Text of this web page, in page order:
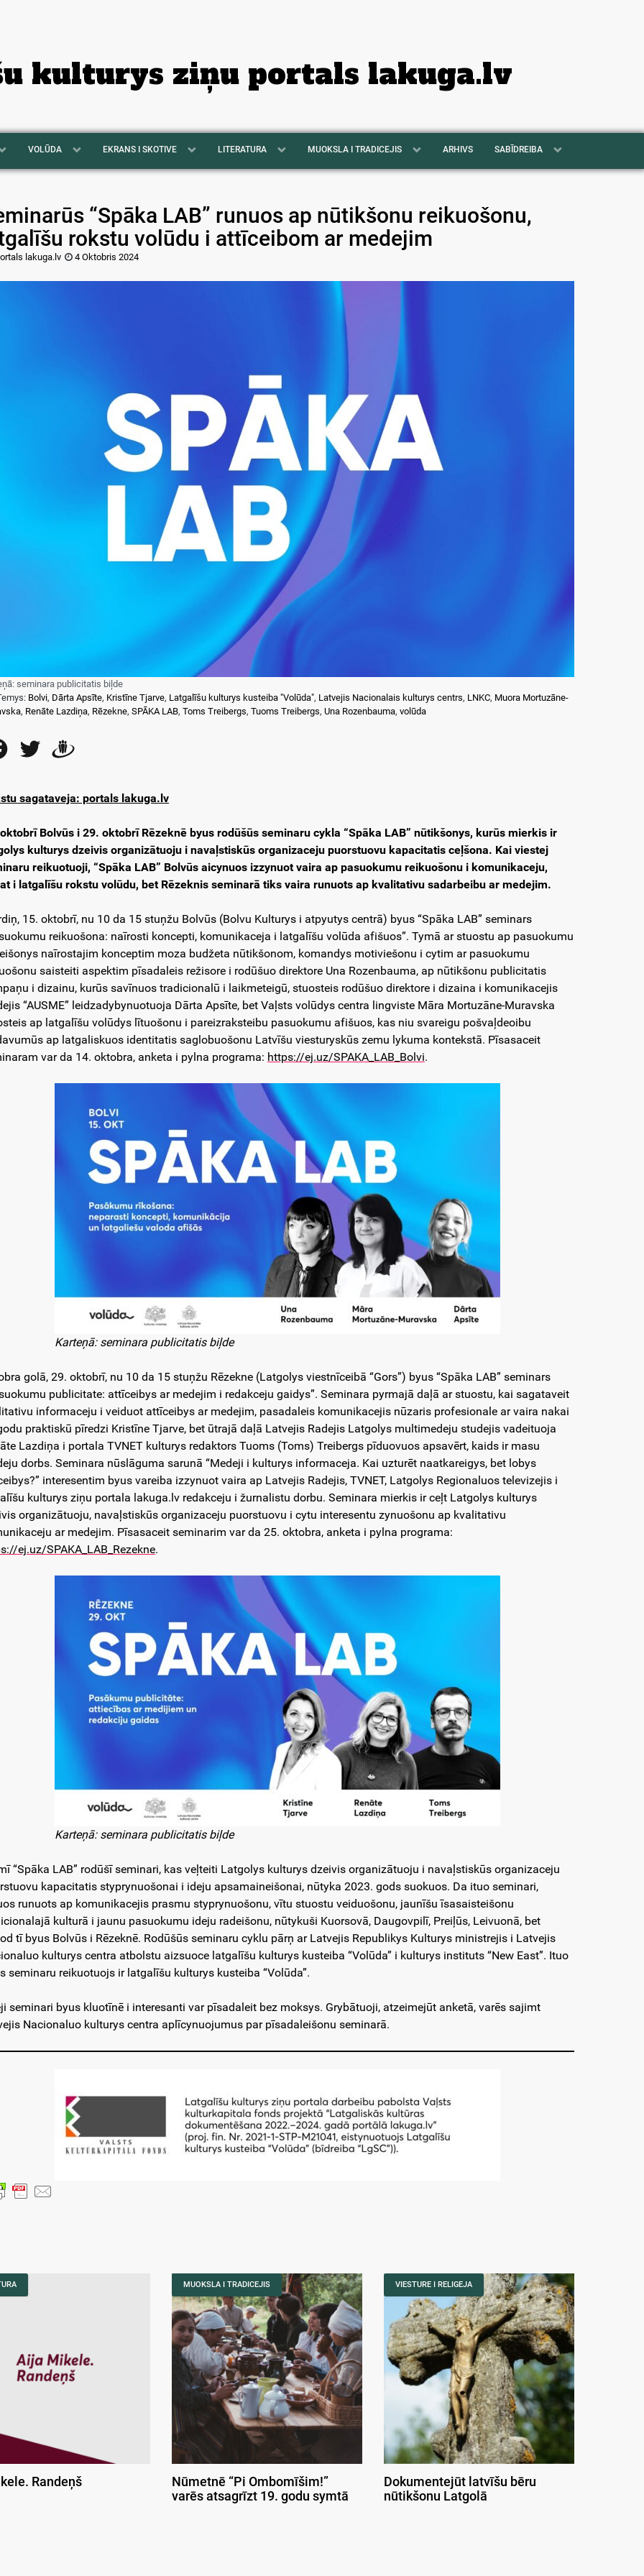
kulturys ziņu portals lakuga.lv
VOLŪDA EKRANS I SKOTIVE LITERATURA MUOKSLA I TRADICEJIS ARHIVS SABĪDREIBA
“Spāka LAB” runuos ap nūtikšonu reikuošonu,
rokstu volūdu i attīceibom ar medejim
lakuga.lv 4 Oktobris 2024
seminara publicitatis biļde
Bolvi, Dārta Apsīte, Kristīne Tjarve, Latgalīšu kulturys kusteiba "Volūda", Latvejis Nacionalais kulturys centrs, LNKC, Muora Mortuzāne-
, Renāte Lazdiņa, Rēzekne, SPĀKA LAB, Toms Treibergs, Tuoms Treibergs, Una Rozenbauma, volūda
FacebookTwitter
sagataveja: portals lakuga.lv
Bolvūs i 29. oktobrī Rēzeknē byus rodūšūs seminaru cykla “Spāka LAB” nūtikšonys, kurūs mierkis ir
kulturys dzeivis organizātuoju i navaļstiskūs organizaceju puorstuovu kapacitatis ceļšona. Kai viestej
reikuotuoji, “Spāka LAB” Bolvūs aicynuos izzynuot vaira ap pasuokumu reikuošonu i komunikaceju,
i latgalīšu rokstu volūdu, bet Rēzeknis seminarā tiks vaira runuots ap kvalitativu sadarbeibu ar medejim.
15. oktobrī, nu 10 da 15 stuņžu Bolvūs (Bolvu Kulturys i atpyutys centrā) byus “Spāka LAB” seminars
reikuošona: naīrosti koncepti, komunikaceja i latgalīšu volūda afišuos”. Tymā ar stuostu ap pasuokumu
naīrostajim konceptim moza budžeta nūtikšonom, komandys motiviešonu i cytim ar pasuokumu
saisteiti aspektim pīsadaleis režisore i rodūšuo direktore Una Rozenbauma, ap nūtikšonu publicitatis
i dizainu, kurūs savīnuos tradicionalū i laikmeteigū, stuosteis rodūšuo direktore i dizaina i komunikacejis
“AUSME” leidzadybynuotuoja Dārta Apsīte, bet Vaļsts volūdys centra lingviste Māra Mortuzāne-Muravska
ap latgalīšu volūdys lītuošonu i pareizraksteibu pasuokumu afišuos, kas niu svareigu pošvaļdeoibu
ap latgaliskuos identitatis saglobuošonu Latvīšu viesturyskūs zemu lykuma kontekstā. Pīsasaceit
var da 14. oktobra, anketa i pylna programa: https://ej.uz/SPAKA_LAB_Bolvi.
Karteņā: seminara publicitatis biļde
golā, 29. oktobrī, nu 10 da 15 stuņžu Rēzekne (Latgolys viestnīceibā “Gors”) byus “Spāka LAB” seminars
publicitate: attīceibys ar medejim i redakceju gaidys”. Seminara pyrmajā daļā ar stuostu, kai sagataveit
informaceju i veiduot attīceibys ar medejim, pasadaleis komunikacejis nūzaris profesionale ar vaira nakai
praktiskū pīredzi Kristīne Tjarve, bet ūtrajā daļā Latvejis Radejis Latgolys multimedeju studejis vadeituoja
Lazdiņa i portala TVNET kulturys redaktors Tuoms (Toms) Treibergs pīduovuos apsavērt, kaids ir masu
dorbs. Seminara nūslāguma sarunā “Medeji i kulturys informaceja. Kai uzturēt naatkareigys, bet lobys
interesentim byus vareiba izzynuot vaira ap Latvejis Radejis, TVNET, Latgolys Regionaluos televizejis i
kulturys ziņu portala lakuga.lv redakceju i žurnalistu dorbu. Seminara mierkis ir ceļt Latgolys kulturys
organizātuoju, navaļstiskūs organizaceju puorstuovu i cytu interesentu zynuošonu ap kvalitativu
ar medejim. Pīsasaceit seminarim var da 25. oktobra, anketa i pylna programa:
ej.uz/SPAKA_LAB_Rezekne.
Karteņā: seminara publicitatis biļde
“Spāka LAB” rodūšī seminari, kas veļteiti Latgolys kulturys dzeivis organizātuoju i navaļstiskūs organizaceju
kapacitatis styprynuošonai i ideju apsamaineišonai, nūtyka 2023. gods suokuos. Da ituo seminari,
runuots ap komunikacejis prasmu styprynuošonu, vītu stuostu veiduošonu, jaunīšu īsasaisteišonu
kulturā i jaunu pasuokumu ideju radeišonu, nūtykuši Kuorsovā, Daugovpilī, Preiļūs, Leivuonā, bet
tī byus Bolvūs i Rēzeknē. Rodūšūs seminaru cyklu pārņ ar Latvejis Republikys Kulturys ministrejis i Latvejis
kulturys centra atbolstu aizsuoce latgalīšu kulturys kusteiba “Volūda” i kulturys instituts “New East”. Ituo
seminaru reikuotuojs ir latgalīšu kulturys kusteiba “Volūda”.
seminari byus kluotīnē i interesanti var pīsadaleit bez moksys. Grybātuoji, atzeimejūt anketā, varēs sajimt
Nacionaluo kulturys centra aplīcynuojumus par pīsadaleišonu seminarā.
Randeņš
MUOKSLA I TRADICEJIS
Nūmetnē “Pi Ombomīšim!”
varēs atsagrīzt 19. godu symtā
VIESTURE I RELIGEJA
Dokumentejūt latvīšu bēru
nūtikšonu Latgolā